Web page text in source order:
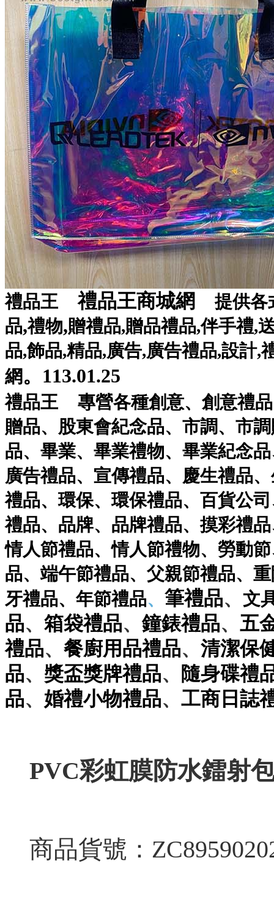
禮品王 禮品王商城網
提供各
品,禮物,贈禮品,贈品禮品,伴手禮,
品,飾品,精品,廣告,廣告禮品,設計,
網。113.01.25
禮品王 專營各種創意、 創意禮品
贈品、 股東會紀念品、 市調、 市
品、 畢業、 畢業禮物、 畢業紀念品
廣告禮品、 宣傳禮品、 慶生禮品、
禮品、環保、環保禮品、 百貨公司
禮品、 品牌、 品牌禮品、摸彩禮品
情人節禮品、情人節禮物、 勞動節
品、端午節禮品、 父親節禮品、
牙禮品、 年節禮品、 筆禮品、 文
品、 箱袋禮品、 鐘錶禮品、 五
禮品、 餐廚用品禮品、 清潔保
品、 獎盃獎牌禮品、 隨身碟禮
品、 婚禮小物禮品、 工商日誌
PVC彩虹膜防水鐳射
商品貨號：